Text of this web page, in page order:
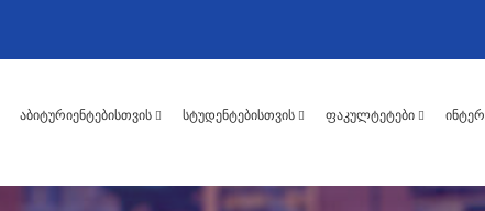
ᲐᲑᲘᲢᲣᲠᲘᲔᲜᲢᲔᲑᲘᲡᲗᲕᲘᲡ ᲡᲢᲣᲓᲔᲜᲢᲔᲑᲘᲡᲗᲕᲘᲡ ᲤᲐᲙᲣᲚᲢᲔᲢᲔᲑᲘ